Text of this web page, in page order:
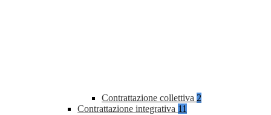
Contrattazione collettiva 2
Contrattazione integrativa 11